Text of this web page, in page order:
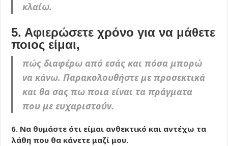
κλαίω.
5. Αφιερώσετε χρόνο για να μάθετε
ποιος είμαι,
πώς διαφέρω από εσάς και πόσα μπορώ
να κάνω. Παρακολουθήστε με προσεκτικά
και θα σας πω ποια είναι τα πράγματα
που με ευχαριστούν.
6. Να θυμάστε ότι είμαι ανθεκτικό και αντέχω τα
λάθη που θα κάνετε μαζί μου.